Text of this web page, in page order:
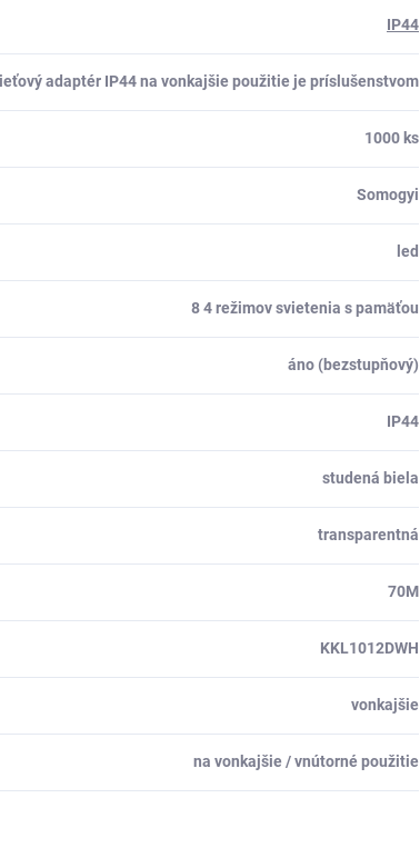
IP44
adaptér IP44 na vonkajšie použitie je príslušenstvom
1000 ks
Somogyi
led
8 4 režimov svietenia s pamäťou
áno (bezstupňový)
IP44
studená biela
transparentná
70M
KKL1012DWH
vonkajšie
na vonkajšie / vnútorné použitie